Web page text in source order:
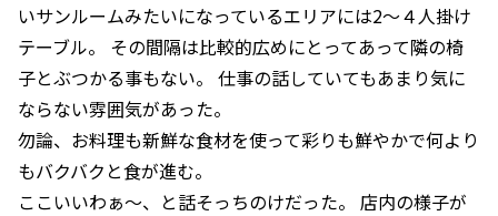
いサンルームみたいになっているエリアには2〜４人掛け
テーブル。 その間隔は比較的広めにとってあって隣の椅
子とぶつかる事もない。 仕事の話していてもあまり気に
ならない雰囲気があった。
勿論、お料理も新鮮な食材を使って彩りも鮮やかで何より
もバクバクと食が進む。
ここいいわぁ〜、と話そっちのけだった。 店内の様子が